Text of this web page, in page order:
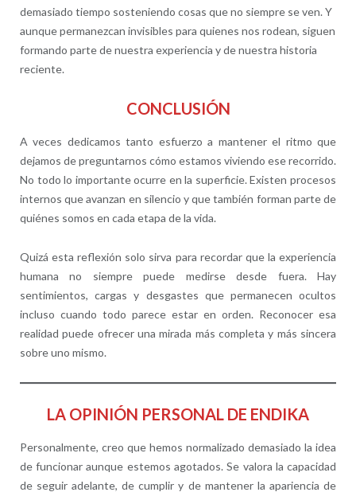
demasiado tiempo sosteniendo cosas que no siempre se ven. Y
aunque permanezcan invisibles para quienes nos rodean, siguen
formando parte de nuestra experiencia y de nuestra historia
reciente.
CONCLUSIÓN
A veces dedicamos tanto esfuerzo a mantener el ritmo que
dejamos de preguntarnos cómo estamos viviendo ese recorrido.
No todo lo importante ocurre en la superficie. Existen procesos
internos que avanzan en silencio y que también forman parte de
quiénes somos en cada etapa de la vida.
Quizá esta reflexión solo sirva para recordar que la experiencia
humana no siempre puede medirse desde fuera. Hay
sentimientos, cargas y desgastes que permanecen ocultos
incluso cuando todo parece estar en orden. Reconocer esa
realidad puede ofrecer una mirada más completa y más sincera
sobre uno mismo.
LA OPINIÓN PERSONAL DE ENDIKA
Personalmente, creo que hemos normalizado demasiado la idea
de funcionar aunque estemos agotados. Se valora la capacidad
de seguir adelante, de cumplir y de mantener la apariencia de